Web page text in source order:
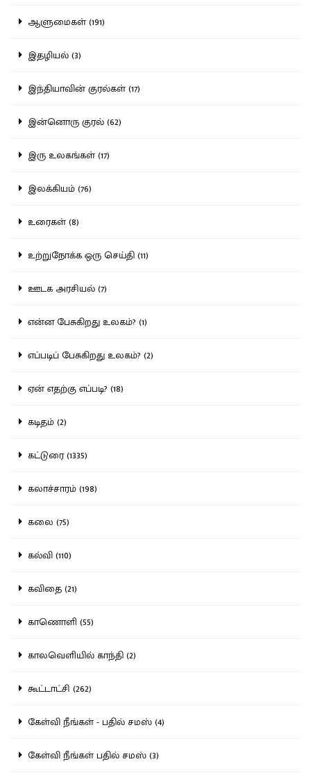
ஆளுமைகள் (191)
இதழியல் (3)
இந்தியாவின் குரல்கள் (17)
இன்னொரு குரல் (62)
இரு உலகங்கள் (17)
இலக்கியம் (76)
உரைகள் (8)
உற்றுநோக்க ஒரு செய்தி (11)
ஊடக அரசியல் (7)
என்ன பேசுகிறது உலகம்? (1)
எப்படிப் பேசுகிறது உலகம்? (2)
ஏன் எதற்கு எப்படி? (18)
கடிதம் (2)
கட்டுரை (1335)
கலாச்சாரம் (198)
கலை (75)
கல்வி (110)
கவிதை (21)
காணொளி (55)
காலவெளியில் காந்தி (2)
கூட்டாட்சி (262)
கேள்வி நீங்கள் - பதில் சமஸ் (4)
கேள்வி நீங்கள் பதில் சமஸ் (3)